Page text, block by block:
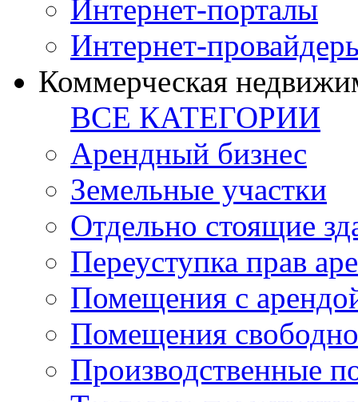
Интернет-порталы
Интернет-
Коммерческая
ВСЕ КАТЕГОРИИ
Арендный бизнес
Земельные участки
Отдельно стоящие
Переуступка прав
Помещения с
Помещения
Производственные